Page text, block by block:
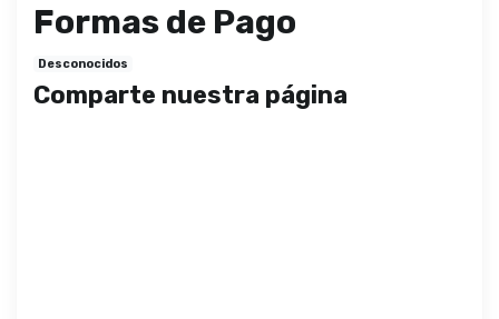
Formas de Pago
Desconocidos
Comparte nuestra página